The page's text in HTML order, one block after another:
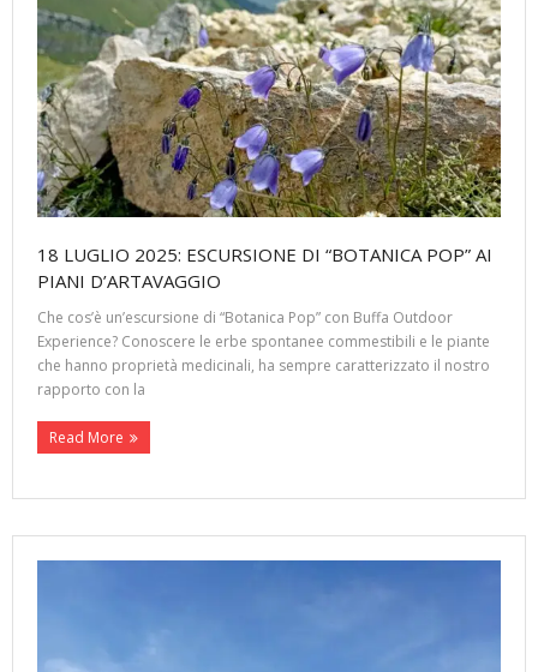
18 LUGLIO 2025: ESCURSIONE DI “BOTANICA POP” AI
PIANI D’ARTAVAGGIO
Che cos’è un’escursione di “Botanica Pop” con Buffa Outdoor
Experience? Conoscere le erbe spontanee commestibili e le piante
che hanno proprietà medicinali, ha sempre caratterizzato il nostro
rapporto con la
Read More